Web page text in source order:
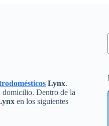
Lynx.
domicilio. Dentro de la
en los siguientes